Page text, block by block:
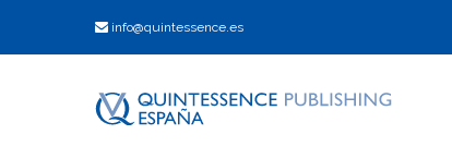
info@quintessence.es